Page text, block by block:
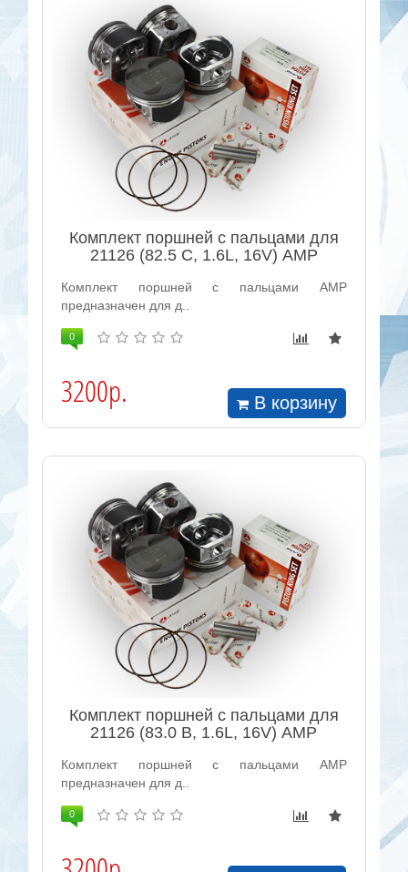
Комплект поршней с пальцами для
21126 (82.5 С, 1.6L, 16V) AMP
Комплект поршней с пальцами АМР
предназначен для д..
0
3200р. В корзину
Комплект поршней с пальцами для
21126 (83.0 B, 1.6L, 16V) AMP
Комплект поршней с пальцами АМР
предназначен для д..
0